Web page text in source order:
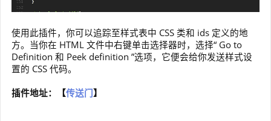
使用此插件，你可以追踪至样式表中 CSS 类和 ids 定义的地
方。当你在 HTML 文件中右键单击选择器时，选择“ Go to
Definition 和 Peek definition ”选项，它便会给你发送样式设
置的 CSS 代码。
插件地址：【传送门】